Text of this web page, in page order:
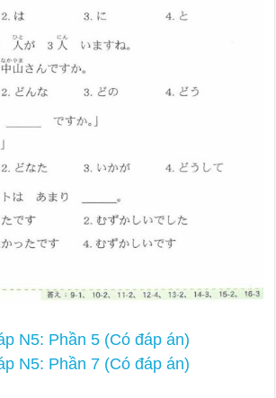
N5: Phần 5 (Có đáp án)
N5: Phần 7 (Có đáp án)